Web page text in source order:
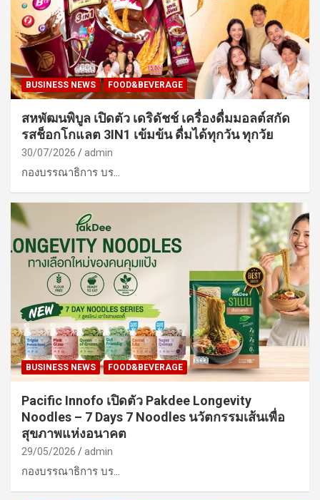
BUSINESS NEWS FOOD&BEVERAGE
สหพัฒนพิบูล เปิดตัว เดริดัชช์ เครื่องดื่มมอลต์สกัด
รสช็อกโกแลต 3IN1 เข้มข้น ดื่มได้ทุกวัน ทุกวัย
30/07/2026 admin
กองบรรณาธิการ บร…
BUSINESS NEWS FOOD&BEVERAGE
Pacific Innofo เปิดตัว Pakdee Longevity
Noodles – 7 Days 7 Noodles นวัตกรรมเส้นเพื่อ
สุขภาพแห่งอนาคต
29/05/2026 admin
กองบรรณาธิการ บร…